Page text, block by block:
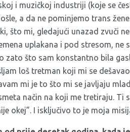
i muzičkoj industriji (koje se
a da ne pominjemo trans
što mi, gledajući unazad zvuči
uplakana i pod stresom, ne
zato što sam konstantno bila
loš tretman koji mi se
mi je to što mi se javljaju
način na koji me tretiraju. Ti
okej”. I isključivo to je moja